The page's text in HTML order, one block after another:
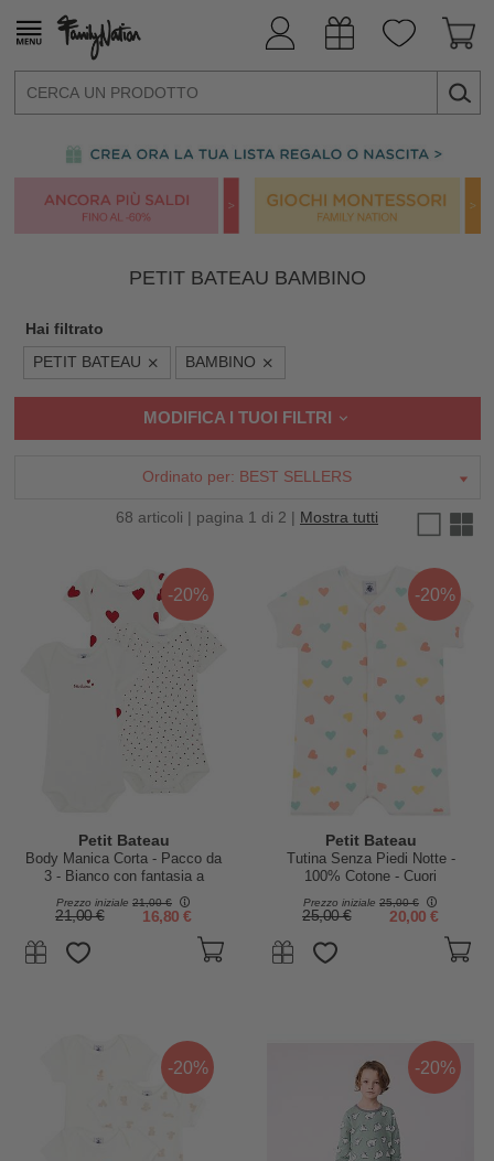
PETIT BATEAU BAMBINO
Hai filtrato
PETIT BATEAU BAMBINO
MODIFICA I TUOI FILTRI
Ordinato per: BEST SELLERS
68 articoli | pagina 1 di 2 | Mostra tutti
-20%
Petit Bateau
Body Manica Corta - Pacco da
3 - Bianco con fantasia a
cuore/Bianco - 100 %Cotone
Prezzo iniziale 21,00 €
21,00 € 16,80 €
-20%
Petit Bateau
Tutina Senza Piedi Notte -
100% Cotone - Cuori
Prezzo iniziale 25,00 €
25,00 € 20,00 €
-20% -20%